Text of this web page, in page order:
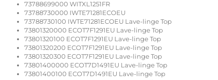
73788699000 WITXL1251FR
73788730000 IWTE71281ECOEU
73788730100 IWTE71281ECOEU Lave-linge Top
73801320000 ECOT7F1291EU Lave-linge Top
73801320100 ECOT7F1291EU Lave-linge Top
73801320200 ECOT7F1291EU Lave-linge Top
73801320300 ECOT7F1291EU Lave-linge Top
73801400000 ECOT7D1491EU Lave-linge Top
73801400100 ECOT7D1491EU Lave-linge Top